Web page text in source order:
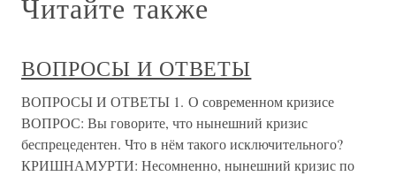
Читайте также
ВОПРОСЫ И ОТВЕТЫ
ВОПРОСЫ И ОТВЕТЫ 1. О современном кризисе
ВОПРОС: Вы говорите, что нынешний кризис
беспрецедентен. Что в нём такого исключительного?
КРИШНАМУРТИ: Несомненно, нынешний кризис по